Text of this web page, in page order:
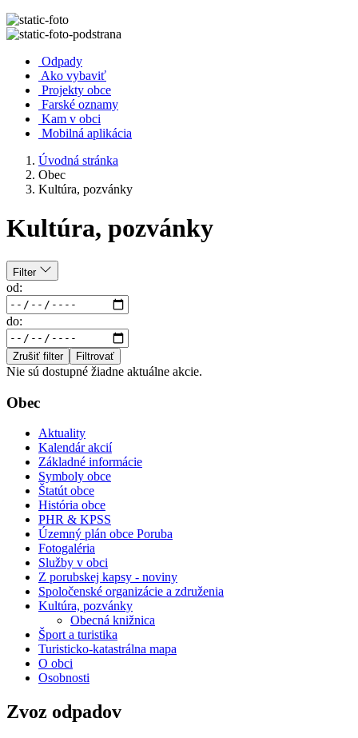
Odpady
Ako vybaviť
Projekty obce
Farské oznamy
Kam v obci
Mobilná aplikácia
Úvodná stránka
Obec
Kultúra, pozvánky
Kultúra, pozvánky
Filter
od:
do:
Zrušiť filter Filtrovať
Nie sú dostupné žiadne aktuálne akcie.
Obec
Aktuality
Kalendár akcií
Základné informácie
Symboly obce
Štatút obce
História obce
PHR & KPSS
Územný plán obce Poruba
Fotogaléria
Služby v obci
Z porubskej kapsy - noviny
Spoločenské organizácie a združenia
Kultúra, pozvánky
Obecná knižnica
Šport a turistika
Turisticko-katastrálna mapa
O obci
Osobnosti
Zvoz odpadov